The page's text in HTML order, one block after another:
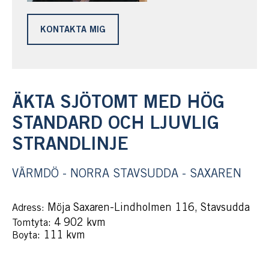
ÄKTA SJÖTOMT MED HÖG
STANDARD OCH LJUVLIG
STRANDLINJE
VÄRMDÖ - NORRA STAVSUDDA - SAXAREN
Adress: Möja Saxaren-Lindholmen 116, Stavsudda
Tomtyta: 4 902 kvm
Boyta: 111 kvm
KONTAKTA MIG